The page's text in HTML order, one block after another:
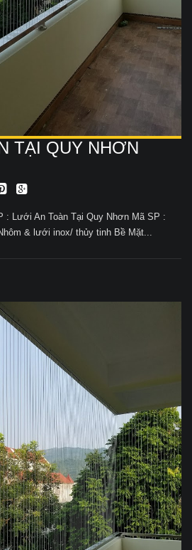
TẠI QUY NHƠN
: Lưới An Toàn Tại Quy Nhơn Mã SP :
& lưới inox/ thủy tinh Bề Mặt...